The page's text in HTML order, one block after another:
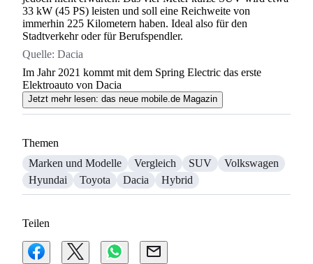
33 kW (45 PS) leisten und soll eine Reichweite von
immerhin 225 Kilometern haben. Ideal also für den
Stadtverkehr oder für Berufspendler.
Quelle: Dacia
Im Jahr 2021 kommt mit dem Spring Electric das erste
Elektroauto von Dacia
Jetzt mehr lesen: das neue mobile.de Magazin
Themen
Marken und Modelle
Vergleich SUV
Volkswagen
Hyundai
Toyota Dacia Hybrid
Teilen